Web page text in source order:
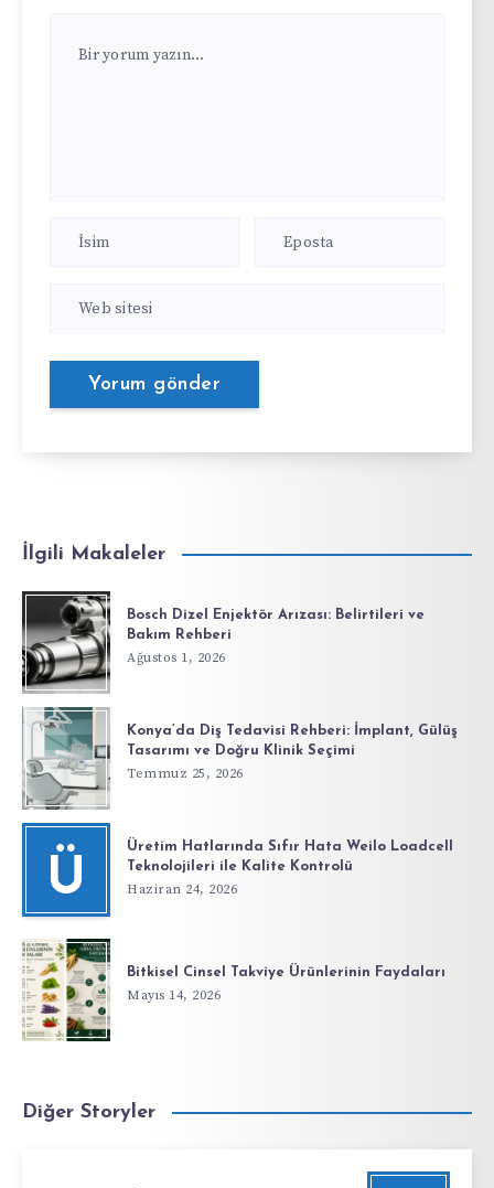
İlgili Makaleler
Bosch Dizel Enjektör Arızası: Belirtileri ve
Bakım Rehberi
Ağustos 1, 2026
Konya’da Diş Tedavisi Rehberi: İmplant, Gülüş
Tasarımı ve Doğru Klinik Seçimi
Temmuz 25, 2026
Ü
Üretim Hatlarında Sıfır Hata Weilo Loadcell
Teknolojileri ile Kalite Kontrolü
Haziran 24, 2026
Bitkisel Cinsel Takviye Ürünlerinin Faydaları
Mayıs 14, 2026
Diğer Storyler